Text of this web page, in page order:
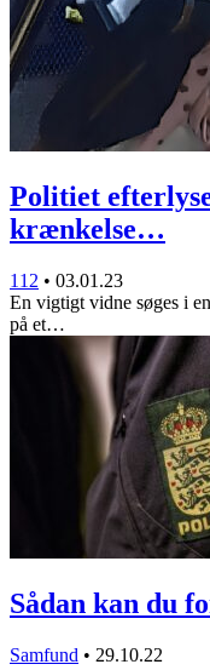
Politiet
krænkelse…
112 • 03.01.23
En vigtigt vidne søges i
på et…
Sådan kan du
Samfund • 29.10.22